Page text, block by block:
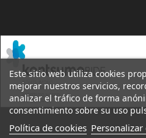
Este sitio web utiliza cookies
mejorar nuestros servicios,
analizar el tráfico de forma
consentimiento sobre su uso
Política de cookies Personalizar